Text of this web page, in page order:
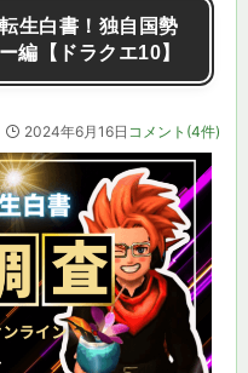
生白書！独自国勢
編【ドラクエ10】
2024年6月16日 コメント(4件)